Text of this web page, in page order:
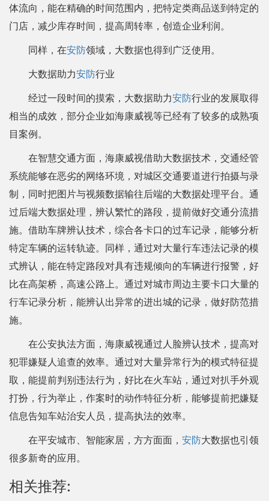
体流向，能在精确的时间范围内，把特定类商品送到特定的
门店，减少库存时间，提高周转率，创造企业利润。
同样，在安防领域，大数据也得到广泛使用。
大数据助力安防行业
经过一段时间的摸索，大数据助力安防行业的发展取得
相当的成效，部分企业如海康威视等已经有了较多的成熟项
目案例。
在智慧交通方面，海康威视借助大数据技术，交通经管
系统能够在恶劣的网络环境，对城区交通要道进行拍摄与录
制，同时把图片与视频数据输往后端的大数据处理平台。通
过后端大数据处理，辨认繁忙的路段，提前做好交通分流措
施。借助车牌辨认技术，综合各卡口的过车记录，能够分析
特定车辆的运转轨迹。同样，通过对大量行车违法记录的模
式辨认，能在特定路段对具有违规倾向的车辆进行报警，好
比在高架桥，高速公路上。通过对城市周边主要卡口大量的
行车记录分析，能辨认出异常的进出城的记录，做好防范措
施。
在公安执法方面，海康威视通过人脸辨认技术，提高对
犯罪嫌疑人追查的效率。通过对大量异常行为的模式特征提
取，能提前判别违法行为，好比在火车站，通过对扒手外观
打扮，行为举止，作案时的动作特征分析，能够提前把嫌疑
信息告知车站治安人员，提高执法的效率。
在平安城市、智能家居，方方面面， 安防大数据也引领
很多新奇的应用。
相关推荐: